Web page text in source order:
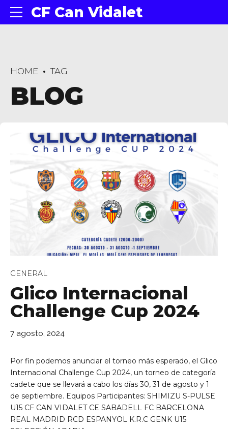
CF Can Vidalet
HOME TAG
BLOG
GENERAL
Glico Internacional
Challenge Cup 2024
7 agosto, 2024
Por fin podemos anunciar el torneo más esperado, el Glico
Internacional Challenge Cup 2024, un torneo de categoría
cadete que se llevará a cabo los días 30, 31 de agosto y 1
de septiembre. Equipos Participantes: SHIMIZU S-PULSE
U15 CF CAN VIDALET CE SABADELL FC BARCELONA
REAL MADRID RCD ESPANYOL K.R.C GENK U15